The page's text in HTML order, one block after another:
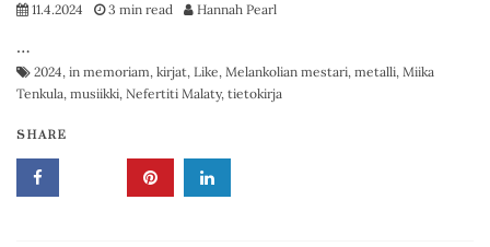
11.4.2024 3 min read Hannah Pearl
…
2024, in memoriam, kirjat, Like, Melankolian mestari, metalli, Miika
Tenkula, musiikki, Nefertiti Malaty, tietokirja
SHARE